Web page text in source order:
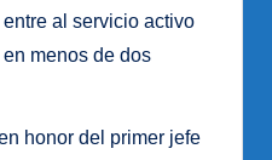
al servicio activo
menos de dos
honor del primer jefe